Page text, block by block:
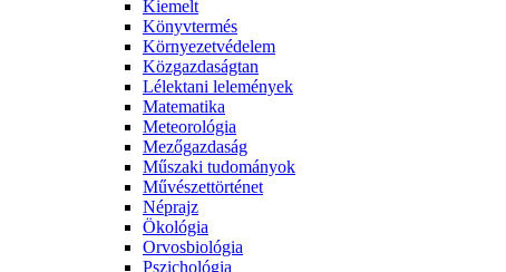
Kiemelt
Könyvtermés
Környezetvédelem
Közgazdaságtan
Lélektani lelemények
Matematika
Meteorológia
Mezőgazdaság
Műszaki tudományok
Művészettörténet
Néprajz
Ökológia
Orvosbiológia
Pszichológia